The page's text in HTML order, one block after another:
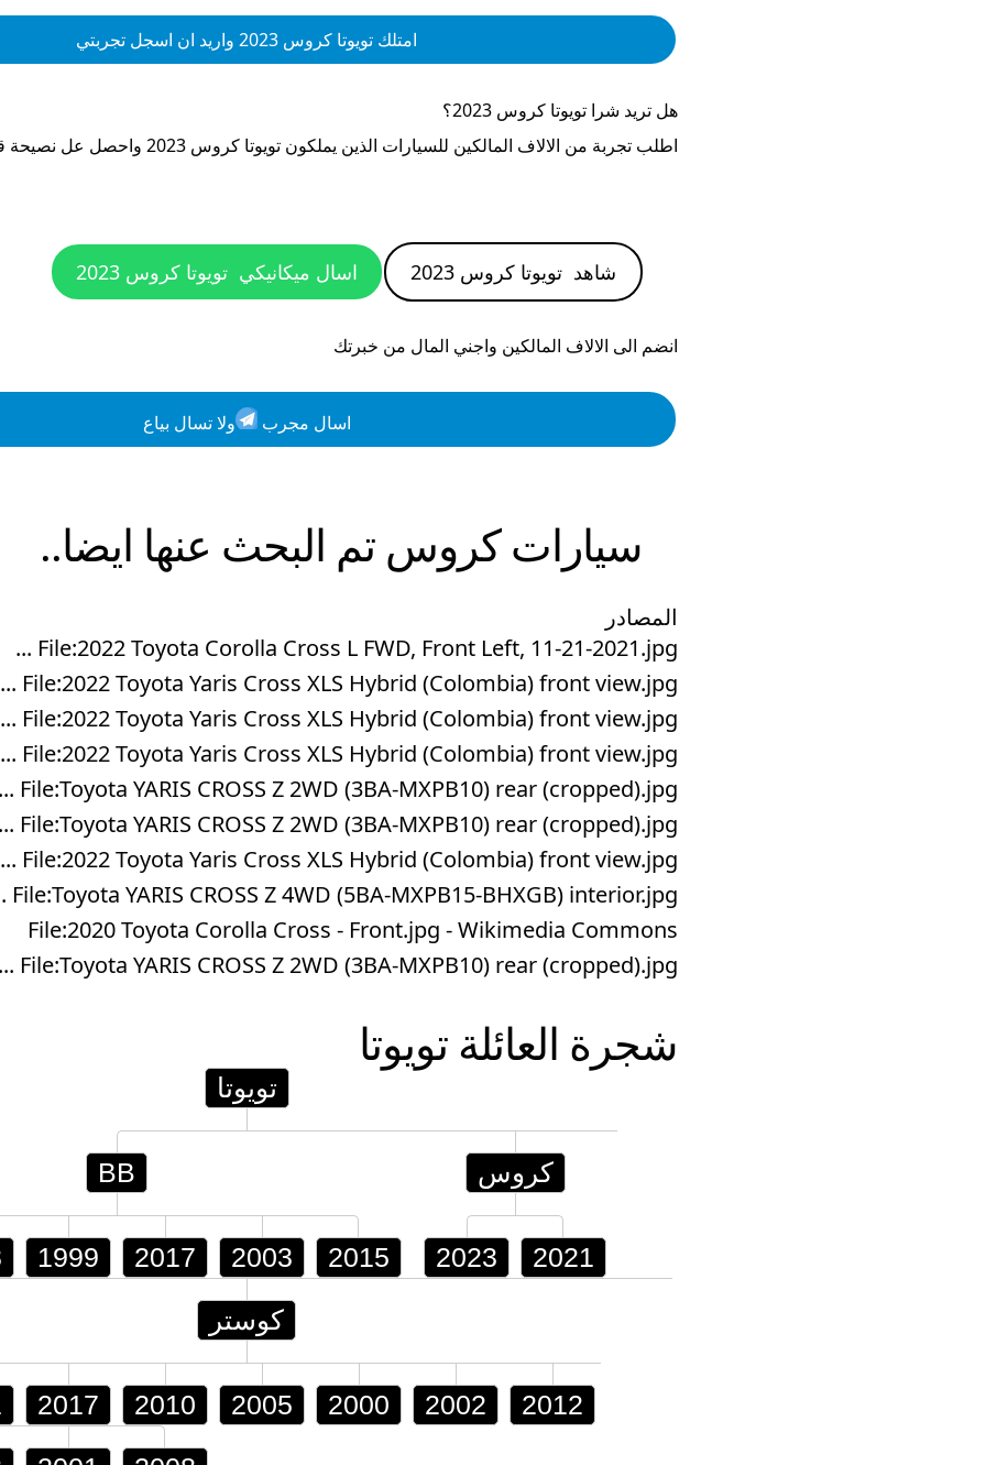
امتلك تويوتا كروس 2023 واريد ان اسجل تجربتي
هل تريد شرا تويوتا كروس 2023
؟
اطلب تجربة من الالاف المالكين للسيارات الذين يملكون تويوتا كروس 2023 واحصل عل نصيحة
شاهد تويوتا كروس 2023 اسال ميكانيكي تويوتا كروس 2023
انضم الى الالاف المالكين واجني المال من خبرتك
اسال مجرب ولا تسال بياع
سياراتكروس تم البحث عنها ايضا..
المصادر
File:2022 Toyota Corolla Cross L FWD, Front Left, 11-21-2021.jpg ...
File:2022 Toyota Yaris Cross XLS Hybrid (Colombia) front view.jpg ...
File:2022 Toyota Yaris Cross XLS Hybrid (Colombia) front view.jpg ...
File:2022 Toyota Yaris Cross XLS Hybrid (Colombia) front view.jpg ...
File:Toyota YARIS CROSS Z 2WD (3BA-MXPB10) rear (cropped).jpg ...
File:Toyota YARIS CROSS Z 2WD (3BA-MXPB10) rear (cropped).jpg ...
File:2022 Toyota Yaris Cross XLS Hybrid (Colombia) front view.jpg ...
File:Toyota YARIS CROSS Z 4WD (5BA-MXPB15-BHXGB) interior.jpg ...
File:2020 Toyota Corolla Cross - Front.jpg - Wikimedia Commons
File:Toyota YARIS CROSS Z 2WD (3BA-MXPB10) rear (cropped).jpg ...
شجرة العائلة تويوتا
تويوتا
BB
1999 2017 2003 2015
كروس
2023 2021
كوستر
2017 2010 2005 2000 2002 2012